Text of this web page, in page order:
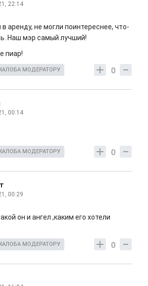
22:14
аренду, не могли поинтереснее, что-
Наш мэр самый лучший!
пиар!
0
МОДЕРАТОРУ
00:14
0
МОДЕРАТОРУ
00:29
он и ангел ,каким его хотели
0
МОДЕРАТОРУ